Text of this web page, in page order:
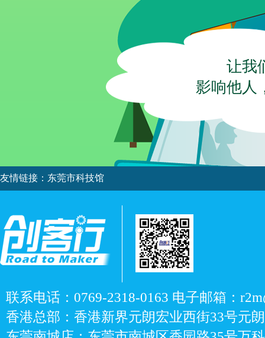
让我
影响他人
友情链接： 东莞市科技馆
联系电话：0769-2318-0163 电子邮箱：
香港总部：香港新界元朗宏业西街33号元